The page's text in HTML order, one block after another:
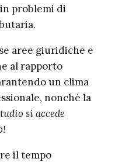
problemi di
aree giuridiche e
al rapporto
un clima
nonché la
si accede
il tempo